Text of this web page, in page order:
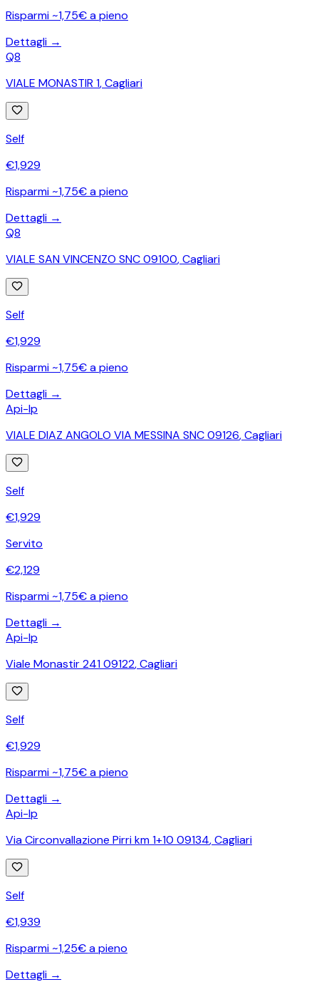
Risparmi ~1,75€ a pieno
Dettagli →
Q8
VIALE MONASTIR 1,Cagliari
Self
€1,929
Risparmi ~1,75€ a pieno
Dettagli →
Q8
VIALE SAN VINCENZO SNC 09100,Cagliari
Self
€1,929
Risparmi ~1,75€ a pieno
Dettagli →
Api-Ip
VIALE DIAZ ANGOLO VIA MESSINA SNC 09126,Cagliari
Self
€1,929
Servito
€2,129
Risparmi ~1,75€ a pieno
Dettagli →
Api-Ip
Viale Monastir 241 09122,Cagliari
Self
€1,929
Risparmi ~1,75€ a pieno
Dettagli →
Api-Ip
Via Circonvallazione Pirri km 1+10 09134,Cagliari
Self
€1,939
Risparmi ~1,25€ a pieno
Dettagli →